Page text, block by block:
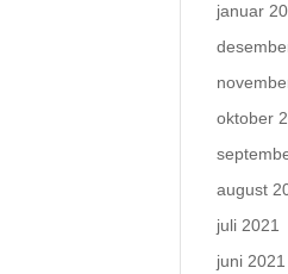
januar
oktober
august
juli 2021
juni 2021